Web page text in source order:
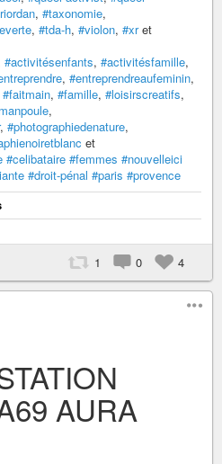
, #taxonomie,
, #tda-h, #violon, #xret
#activitésenfants, #activitésfamille,
, #entreprendreaufeminin,
#faitmain, #famille, #loisirscreatifs,
,
, #photographiedenature,
et
#celibataire #femmes #nouvelleici
#droit-pénal #paris #provence
1 0 4
AURA